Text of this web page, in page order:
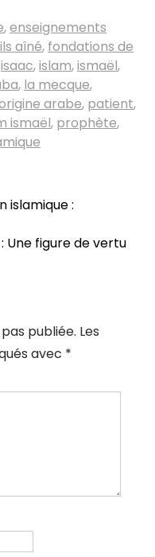
,enseignements
aîné, fondations de
isaac,islam,ismaël,
, la mecque,
arabe, patient,
ismaël, prophète,
islamique :
Une figure de vertu
publiée. Les
avec *